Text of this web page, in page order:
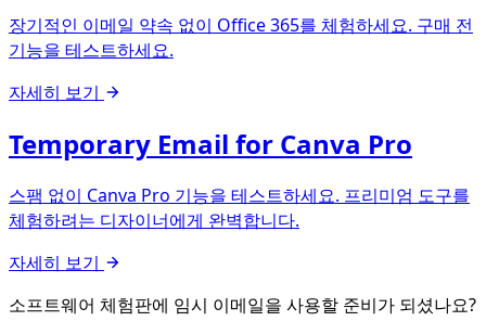
장기적인 이메일 약속 없이 Office 365를 체험하세요. 구매 전
기능을 테스트하세요.
자세히 보기
Temporary Email for Canva Pro
스팸 없이 Canva Pro 기능을 테스트하세요. 프리미엄 도구를
체험하려는 디자이너에게 완벽합니다.
자세히 보기
소프트웨어 체험판에 임시 이메일을 사용할 준비가 되셨나요?